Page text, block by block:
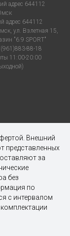
адрес 644112
адрес 644112
ул. Взлетная 15,
"6.9 SPORT"
88-18
11:00-20:00
Внешний
представленных
за
без
по
с интервалом